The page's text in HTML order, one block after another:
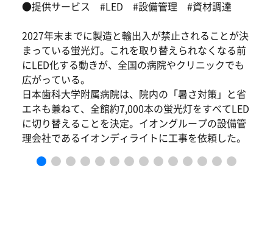
●提供サービス #LED #設備管理 #資材調達
2027年末までに製造と輸出入が禁止されることが決
まっている蛍光灯。これを取り替えられなくなる前
にLED化する動きが、全国の病院やクリニックでも
広がっている。
日本歯科大学附属病院は、院内の「暑さ対策」と省
エネも兼ねて、全館約7,000本の蛍光灯をすべてLED
に切り替えることを決定。イオングループの設備管
理会社であるイオンディライトに工事を依頼した。